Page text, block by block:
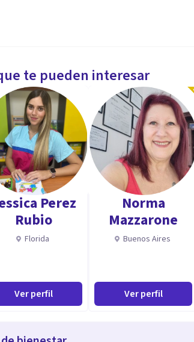
te pueden interesar
Perez
Rubio
Florida
Ver perfil
Norma
Mazzarone
Buenos Aires
Ver perfil